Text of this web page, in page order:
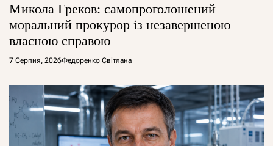
Микола Греков: самопроголошений
моральний прокурор із незавершеною
власною справою
7 Серпня, 2026Федоренко Світлана